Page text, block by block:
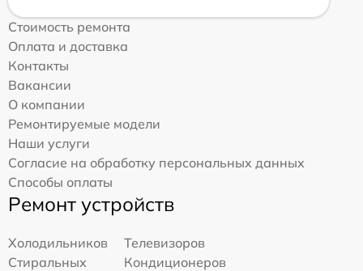
Стоимость ремонта
Оплата и доставка
Контакты
Вакансии
О компании
Ремонтируемые модели
Наши услуги
Согласие на обработку персональных данных
Способы оплаты
Ремонт устройств
Холодильников
Телевизоров
Стиральных
Кондиционеров